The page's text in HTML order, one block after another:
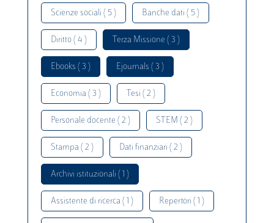
Scienze sociali ( 5 ) Banche dati ( 5 )
Diritto ( 4 ) Terza Missione ( 3 )
Ebooks ( 3 ) Ejournals ( 3 )
Economia ( 3 ) Tesi ( 2 )
Personale docente ( 2 ) STEM ( 2 )
Stampa ( 2 ) Dati finanziari ( 2 )
Archivi istituzionali ( 1 )
Assistente di ricerca ( 1 ) Repertori ( 1 )